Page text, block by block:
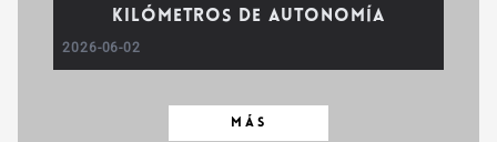
kilómetros de autonomía
2026-06-02
MÁS